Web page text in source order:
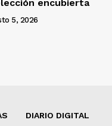
encubierta
5, 2026
DIARIO DIGITAL